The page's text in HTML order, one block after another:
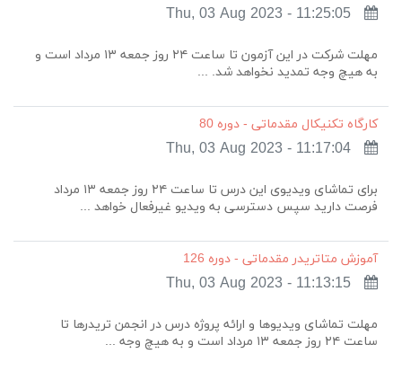
Thu, 03 Aug 2023 - 11:25:05
مهلت شرکت در این آزمون تا ساعت ۲۴ روز جمعه ۱۳ مرداد است و
به هیچ وجه تمدید نخواهد شد. ...
کارگاه تکنیکال مقدماتی - دوره 80
Thu, 03 Aug 2023 - 11:17:04
برای تماشای ویدیوی این درس تا ساعت ۲۴ روز جمعه ۱۳ مرداد
فرصت دارید سپس دسترسی به ویدیو غیرفعال خواهد ...
آموزش متاتریدر مقدماتی - دوره 126
Thu, 03 Aug 2023 - 11:13:15
مهلت تماشای ویدیوها و ارائه پروژه درس در انجمن تریدرها تا
ساعت ۲۴ روز جمعه ۱۳ مرداد است و به هیچ وجه ...